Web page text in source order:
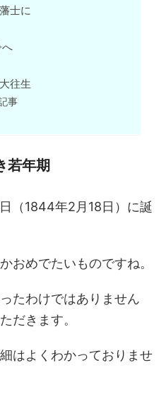
士に
往生
事
若年期
（1844年2月18日）に誕
おめでたいものですね。
たわけではありません
だきます。
はよくわかっておりませ